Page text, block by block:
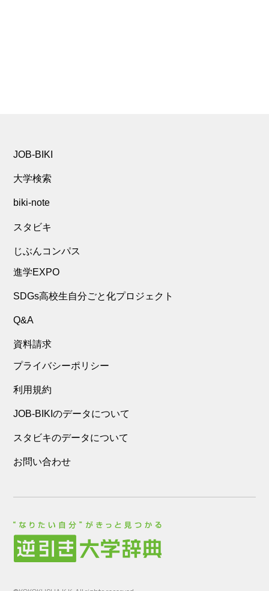
JOB-BIKI
大学検索
biki-note
スタビキ
じぶんコンパス
進学EXPO
SDGs高校生自分ごと化プロジェクト
Q&A
資料請求
プライバシーポリシー
利用規約
JOB-BIKIのデータについて
スタビキのデータについて
お問い合わせ